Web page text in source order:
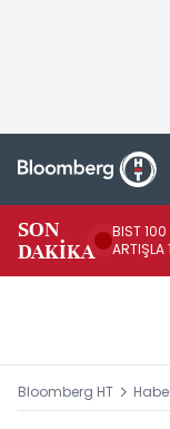
SON
DAKİKA
BIST 100
ARTIŞLA
Bloomberg HT